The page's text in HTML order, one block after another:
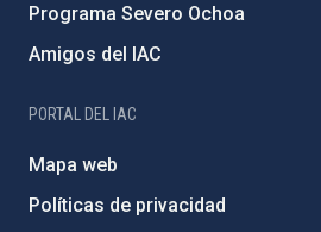
Programa Severo Ochoa
Amigos del IAC
PORTAL DEL IAC
Mapa web
Políticas de privacidad